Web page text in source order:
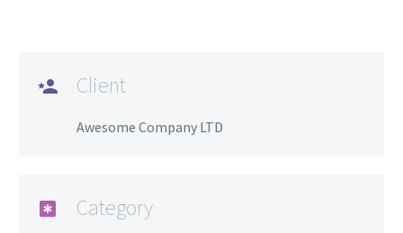
Client
Awesome Company LTD
Category